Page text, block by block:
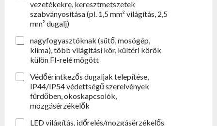
vezetékekre, keresztmetszetek
szabványosítása (pl. 1,5 mm² világítás, 2,5
mm² dugalj)
nagyfogyasztóknak (sütő, mosógép,
klíma), több világítási kör, kültéri körök
külön FI-relé mögött
Védőérintkezős dugaljak telepítése,
IP44/IP54 védettségű szerelvények
fürdőben, okoskapcsolók,
mozgásérzékelők
LED világítás, időrelés/mozgásérzékelős